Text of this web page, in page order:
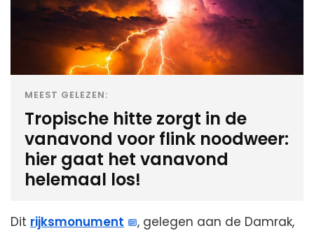
MEEST GELEZEN:
Tropische hitte zorgt in de
vanavond voor flink noodweer:
hier gaat het vanavond
helemaal los!
Dit rijksmonument
, gelegen aan de Damrak,